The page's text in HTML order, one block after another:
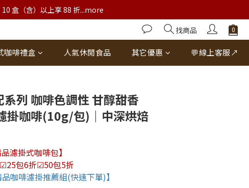
盒（含）以上享 88 折...more
找商品
咖啡禮盒 人氣休閒食品 其它優惠 💬線上客服↗
列 咖啡色調性 甘醇甜香
掛咖啡(10g/包)｜中深烘焙
濾掛式咖啡包】
包6折☑50包5折
咖啡濾掛推薦組(快速下單)】